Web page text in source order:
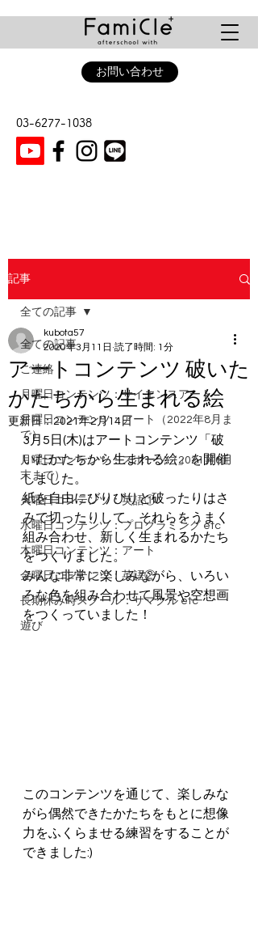
お問い合わせ
03-6277-1038
記事
全ての記事
ご連絡
月曜日コンテンツ：サイエンスアート
月曜日コンテンツ：アート（2022年8月ま
で）
月曜日コンテンツ：スポーツ（2021月6月
末まで）
火曜日コンテンツ：英語①
水曜日コンテンツ：プログラミング etc
木曜日コンテンツ：アート
金曜日コンテンツ：英語②
長期休み時スクール：サマクル etc
遊び
全ての記事
アートコンテンツ 破いた
かたちから生まれる絵
kubota57
2020年3月11日 読了時間: 1分
更新日：2021年2月14日
3月5日(木)はアートコンテンツ「破
いたかたちから生まれる絵」を開催
しました。
紙を自由にびりびりと破ったりはさ
みで切ったりして、それらをうまく
組み合わせ、新しく生まれるかたち
をつくりました。
みんな非常に楽しみながら、いろい
ろな色を組み合わせて風景や空想画
をつくっていました！
このコンテンツを通じて、楽しみな
がら偶然できたかたちをもとに想像
力をふくらませる練習をすることが
できました:)